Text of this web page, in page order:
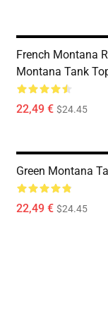
French Montana
Montana Tank
22,49 € $24.45
Green Montana
22,49 € $24.45